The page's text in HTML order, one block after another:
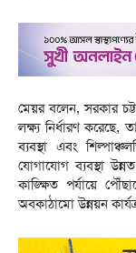
মেয়র বলেন, সরকার
লক্ষ্য নির্ধারণ করেছে,
ব্যবস্থা এবং
যোগাযোগ ব্যবস্থা
কাঙ্ক্ষিত পর্যায়ে
অবকাঠামো উন্নয়ন